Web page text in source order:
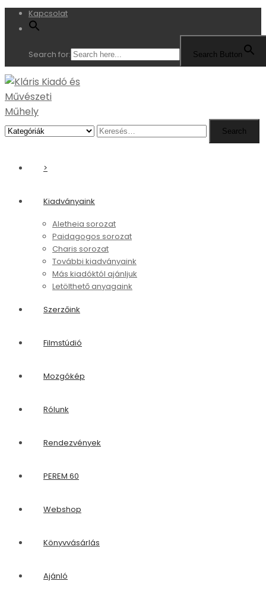
Kapcsolat
Search for: Search Button
Search
for:
Search
>
Kiadványaink
Aletheia sorozat
Paidagogos sorozat
Charis sorozat
További kiadványaink
Más kiadóktól ajánljuk
Letölthető anyagaink
Szerzőink
Filmstúdió
Mozgókép
Rólunk
Rendezvények
PEREM 60
Webshop
Könyvvásárlás
Ajánló